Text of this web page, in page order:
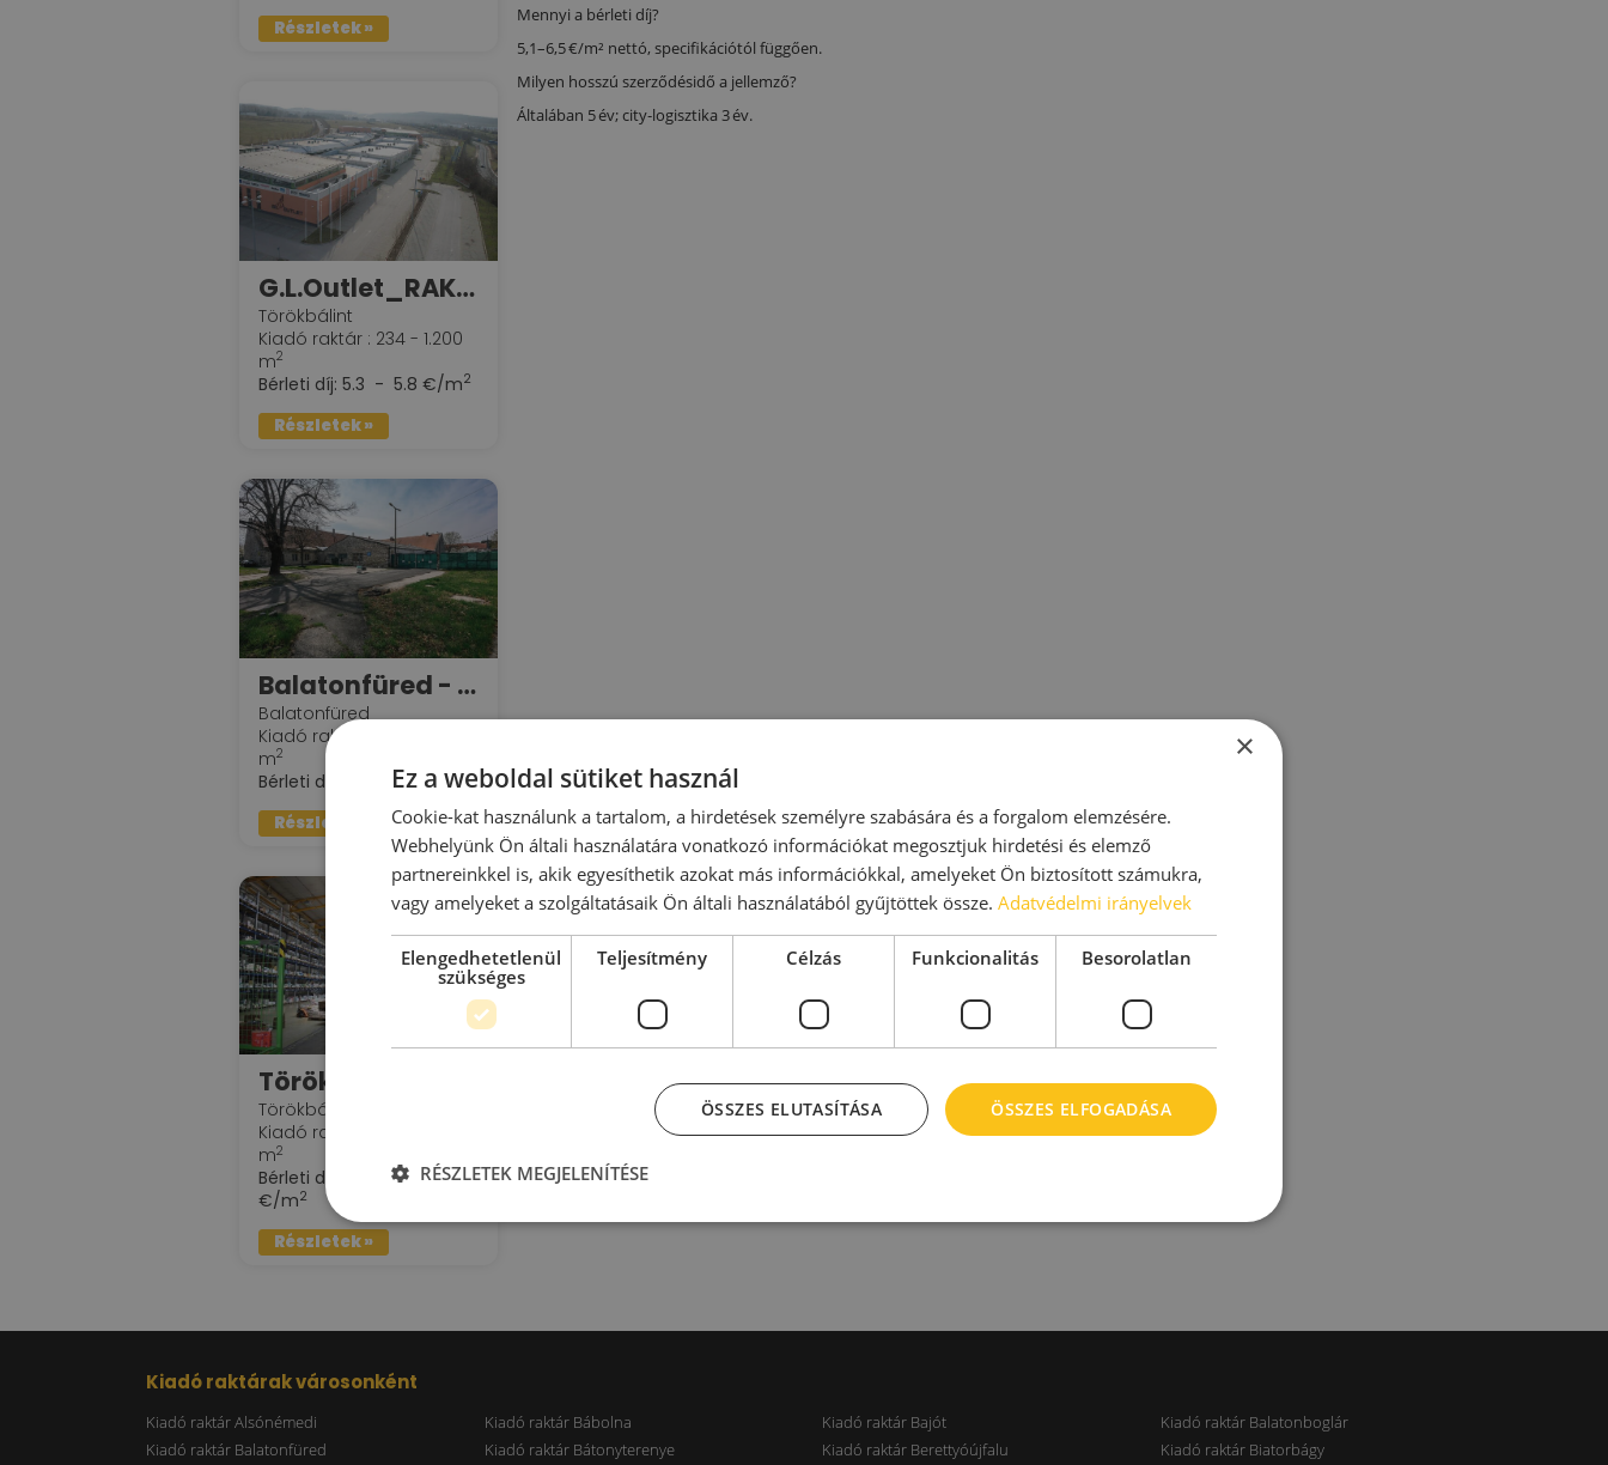
Részletek »
G.L.Outlet_RAKTÁR
Törökbálint
Kiadó raktár : 234 - 1.200
m2
Bérleti díj: 5.3 - 5.8 €/m2
Részletek »
Balatonfüred - Pincegazdaság raktárai
Balatonfüred
Kiadó raktár : 150 - 500
m2
Bérleti díj: 5 €/m2
Részletek »
Törökbálint
Kiadó raktár : 600 - 8.500
m2
Bérleti díj:
3.5 - 3.75
€/m2
Részletek »
Mennyi a bérleti díj?
5,1–6,5 €/m² nettó, specifikációtól függően.
Milyen hosszú szerződésidő a jellemző?
Általában 5 év; city‑logisztika 3 év.
Kiadó raktárak városonként
Kiadó raktár Alsónémedi Kiadó raktár Bábolna Kiadó raktár Bajót
Kiadó raktár Balatonboglár
Kiadó raktár Balatonfüred
Kiadó raktár Bátonyterenye Kiadó raktár Berettyóújfalu
Kiadó raktár Biatorbágy
×
Ez a weboldal sütiket használ
Cookie-kat használunk a tartalom, a hirdetések személyre szabására és a forgalom elemzésére.
Webhelyünk Ön általi használatára vonatkozó információkat megosztjuk hirdetési és elemző
partnereinkkel is, akik egyesíthetik azokat más információkkal, amelyeket Ön biztosított számukra,
vagy amelyeket a szolgáltatásaik Ön általi használatából gyűjtöttek össze. Adatvédelmi irányelvek
Elengedhetetlenül
szükséges
Teljesítmény Célzás Funkcionalitás Besorolatlan
ÖSSZES ELFOGADÁSA
ÖSSZES ELUTASÍTÁSA
RÉSZLETEK MEGJELENÍTÉSE